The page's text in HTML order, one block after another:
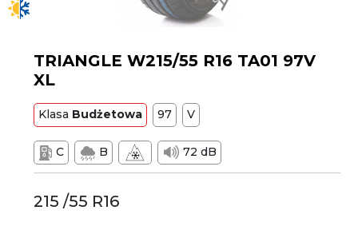
TRIANGLE W215/55 R16 TA01 97V
XL
Klasa Budżetowa 97 V
C B 72 dB
215 /55 R16